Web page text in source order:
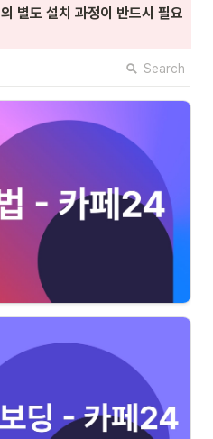
별도 설치 과정이 반드시 필요
Search